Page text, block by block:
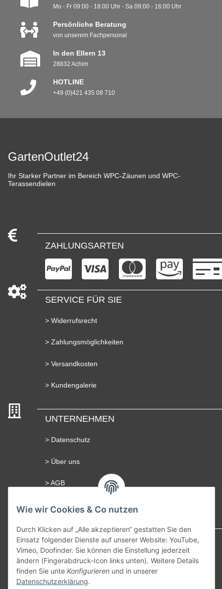
Mo - Fr 09:00 - 18:00 Uhr - Sa 09:00 - 16:00 Uhr
Persönliche Beratung
von unserem Fachpersonal
In den Ellern 13
28832 Achim
HOTLINE
+49 (0)421 435 08 710
GartenOutlet24
Ihr Starker Partner im Bereich WPC-Zäunen und WPC-
Terassendielen
ZAHLUNGSARTEN
SERVICE FÜR SIE
> Widerrufsrecht
> Zahlungsmöglichkeiten
> Versandkosten
> Kundengalerie
UNTERNEHMEN
> Datenschutz
> Über uns
> AGB
> Impressum
BERATUNG
> Kontakt
Tel: +49 (0)421 435 08 710
Wie wir Cookies & Co nutzen
Durch Klicken auf „Alle akzeptieren“ gestatten Sie den
Einsatz folgender Dienste auf unserer Website: YouTube,
Vimeo, Doofinder. Sie können die Einstellung jederzeit
ändern (Fingerabdruck-Icon links unten). Weitere Details
finden Sie unte Konfigurieren und in unserer
Datenschutzerklärung.